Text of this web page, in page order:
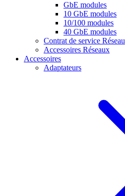
GbE modules
10 GbE modules
10/100 modules
40 GbE modules
Contrat de service Réseau
Accessoires Réseaux
Accessoires
Adaptateurs